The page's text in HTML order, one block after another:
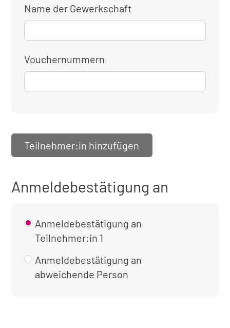
Name der Gewerkschaft
Vouchernummern
Teilnehmer:in hinzufügen
Anmeldebestätigung an
Anmeldebestätigung an
Teilnehmer:in 1
Anmeldebestätigung an
abweichende Person